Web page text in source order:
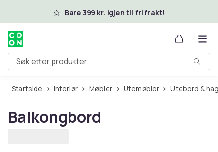
Hopp til hovedinnholdBare 399 kr. igjen til fri frakt!
Søk etter produkter
Startside Interiør Møbler Utemøbler Utebord &
Balkongbord